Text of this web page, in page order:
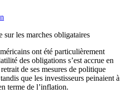
les marches obligataires
ont été particulièrement
des obligations s’est accrue en
de ses mesures de politique
que les investisseurs peinaient à
terme de l’inflation.